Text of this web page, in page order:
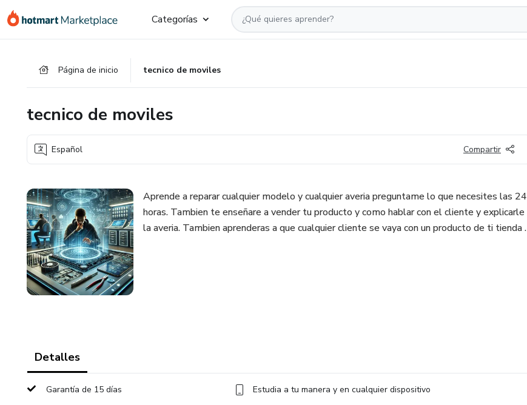
Categorías
Página de inicio tecnico de moviles
tecnico de moviles
Español Compartir
Aprende a reparar cualquier modelo y cualquier averia preguntame lo que necesites las 24
horas. Tambien te enseñare a vender tu producto y como hablar con el cliente y explicarle
la averia. Tambien aprenderas a que cualquier cliente se vaya con un producto de ti tienda .
Detalles
Garantía de 15 días Estudia a tu manera y en cualquier dispositivo